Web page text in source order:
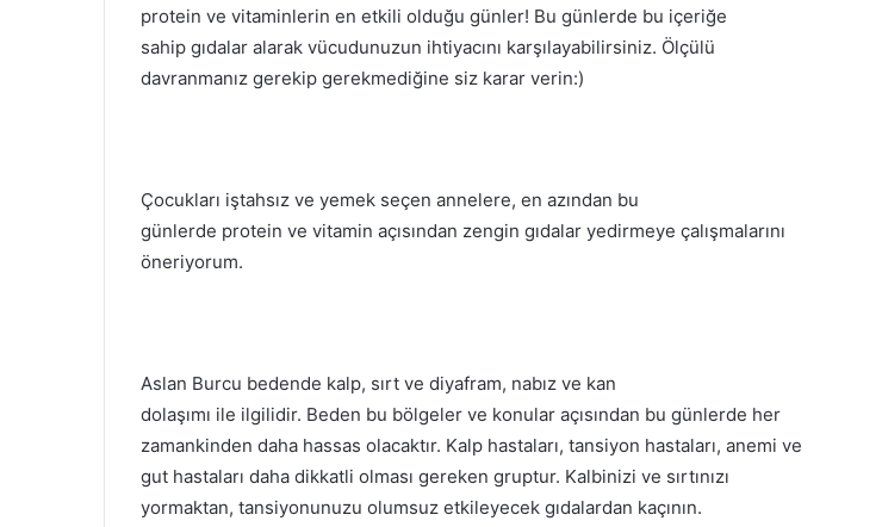
protein ve vitaminlerin en etkili olduğu günler! Bu günlerde bu içeriğe
sahip gıdalar alarak vücudunuzun ihtiyacını karşılayabilirsiniz. Ölçülü
davranmanız gerekip gerekmediğine siz karar verin:)
Çocukları iştahsız ve yemek seçen annelere, en azından bu
günlerde protein ve vitamin açısından zengin gıdalar yedirmeye çalışmalarını
öneriyorum.
Aslan Burcu bedende kalp, sırt ve diyafram, nabız ve kan
dolaşımı ile ilgilidir. Beden bu bölgeler ve konular açısından bu günlerde her
zamankinden daha hassas olacaktır. Kalp hastaları, tansiyon hastaları, anemi ve
gut hastaları daha dikkatli olması gereken gruptur. Kalbinizi ve sırtınızı
yormaktan, tansiyonunuzu olumsuz etkileyecek gıdalardan kaçının.